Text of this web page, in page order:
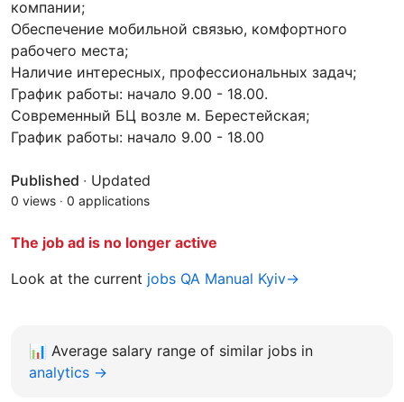
компании;
Обеспечение мобильной связью, комфортного
рабочего места;
Наличие интересных, профессиональных задач;
График работы: начало 9.00 - 18.00.
Современный БЦ возле м. Берестейская;
График работы: начало 9.00 - 18.00
Published · Updated
0 views · 0 applications
The job ad is no longer active
Look at the current jobs QA Manual Kyiv→
📊 Average salary range of similar jobs in
analytics →